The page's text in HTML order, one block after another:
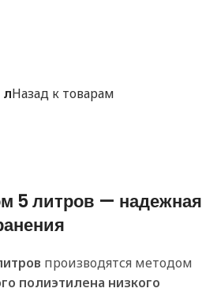
лНазад к товарам
5 литров — надежная
производятся методом
полиэтилена низкого